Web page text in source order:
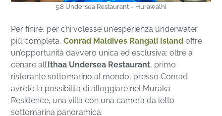
5.8 Undersea Restaurant – Hurawalhi
Per finire, per chi volesse un’esperienza underwater
più completa,Conrad Maldives Rangali Island offre
un’opportunità davvero unica ed esclusiva: oltre a
cenare all’Ithaa Undersea Restaurant, primo
ristorante sottomarino al mondo, presso Conrad
avrete la possibilità di alloggiare nel Muraka
Residence, una villa con una camera da letto
sottomarina panoramica.